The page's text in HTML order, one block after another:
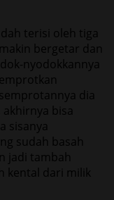
terisi oleh tiga
bergetar dan
nyodokkannya
dia
bisa
sisanya
sudah basah
jadi tambah
kental dari milik